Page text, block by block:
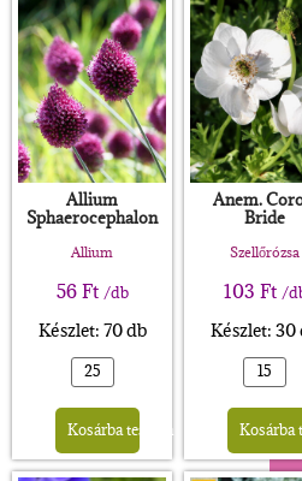
Allium
Sphaerocephalon
Allium
56Ft /db
Készlet: 70 db
Kosárba teszem
Alternative:
Anem.
Bride
Szellőrózsa
103 Ft /
Készlet: 30
Kosárba